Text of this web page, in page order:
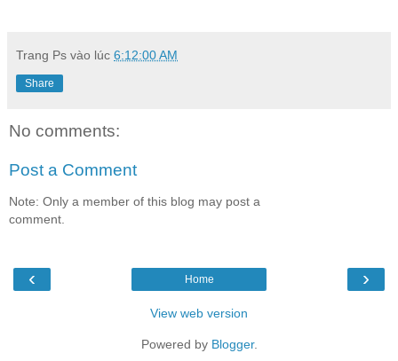
Trang Ps vào lúc 6:12:00 AM
Share
No comments:
Post a Comment
Note: Only a member of this blog may post a
comment.
‹ ›
Home
View web version
Powered by Blogger.